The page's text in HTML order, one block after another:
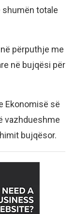
shumën totale
përputhje me
në bujqësi për
Ekonomisë së
vazhdueshme
bujqësor.